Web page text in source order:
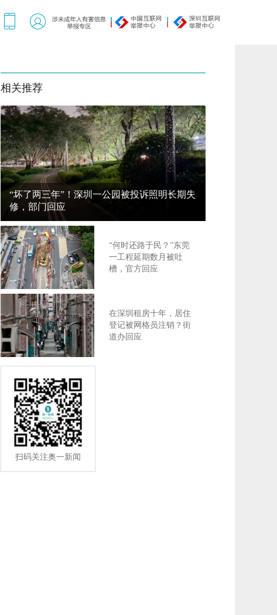
相关推荐
“坏了两三年”！深圳一公园被投诉照明长期失
修，部门回应
“何时还路于民？”东莞
一工程延期数月被吐
槽，官方回应
在深圳租房十年，居住
登记被网格员注销？街
道办回应
扫码关注奥一新闻